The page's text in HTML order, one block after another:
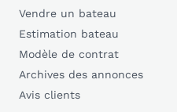
Vendre un bateau
Estimation bateau
Modèle de contrat
Archives des annonces
Avis clients